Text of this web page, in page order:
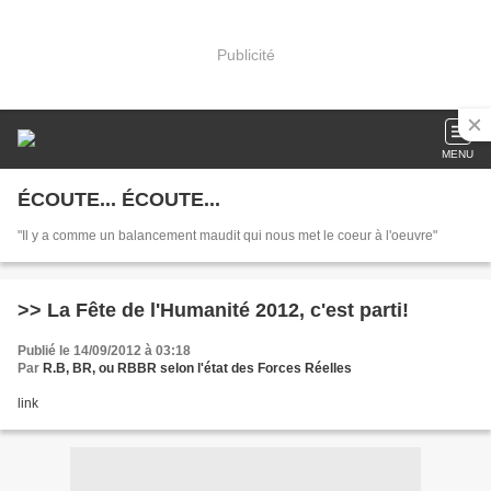
Publicité
MENU
ÉCOUTE... ÉCOUTE...
"Il y a comme un balancement maudit qui nous met le coeur à l'oeuvre"
>> La Fête de l'Humanité 2012, c'est parti!
Publié le 14/09/2012 à 03:18
Par R.B, BR, ou RBBR selon l'état des Forces Réelles
link